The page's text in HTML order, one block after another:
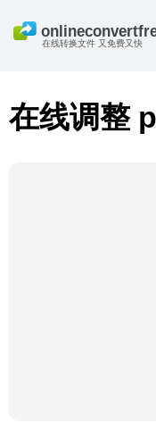
在线转换文件 又免费又快
在线调整